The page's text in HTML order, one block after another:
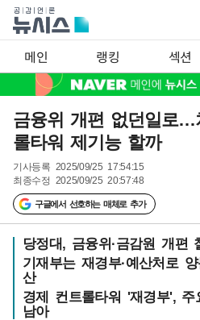
메인 랭킹 섹션
금융위 개편 없던일로
롤타워 제기능 할까
기사등록 2025/09/25 17:54:15
최종수정 2025/09/25 20:57:48
구글에서 선호하는 매체로 추가
당정대, 금융위·금감원 개편
기재부는 재경부·예산처로
산
경제 컨트롤타워 '재경부',
남아